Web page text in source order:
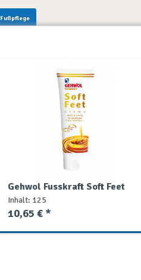
Fußpflege
Gehwol Fusskraft Soft Feet
Creme
Inhalt: 125
10,65 € *
Sanitätshaus... Same Day